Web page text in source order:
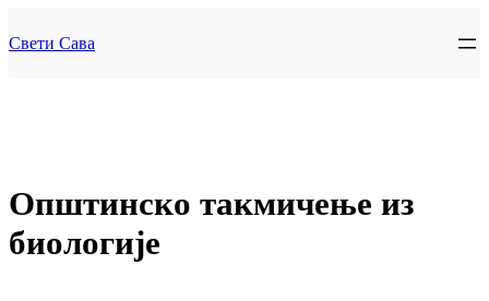
to
content
Свети Сава
Општинско такмичење из
биологије